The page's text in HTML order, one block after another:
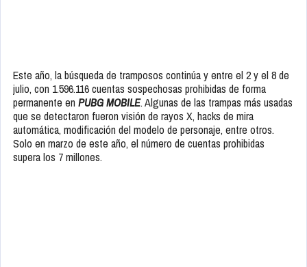
Este año, la búsqueda de tramposos continúa y entre el 2 y el 8 de
julio, con 1.596.116 cuentas sospechosas prohibidas de forma
permanente en PUBG MOBILE. Algunas de las trampas más usadas
que se detectaron fueron visión de rayos X, hacks de mira
automática, modificación del modelo de personaje, entre otros.
Solo en marzo de este año, el número de cuentas prohibidas
supera los 7 millones.